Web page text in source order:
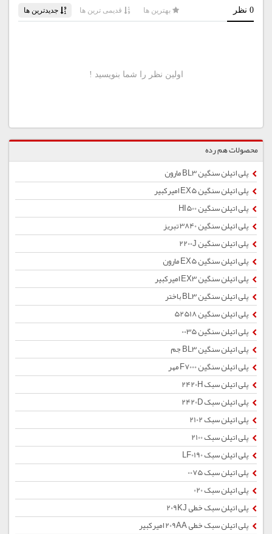
محصولات هم رده
پلی اتیلن سنگین BL3 مارون
پلی اتیلن سنگین EX5 امیركبیر
پلی اتیلن سنگین HI500
پلی اتیلن سنگین 3840 تبریز
پلی اتیلن سنگین 2200J
پلی اتیلن سنگین EX5 مارون
پلی اتیلن سنگین EX3 امیرکبیر
پلی اتیلن سنگین BL3 باختر
پلی اتیلن سنگین 52518
پلی اتیلن سنگین 0035
پلی اتیلن سنگین BL3 جم
پلی اتیلن سنگین F7000 مهر
پلی اتیلن سبک 2420H
پلی اتیلن سبک 2420D
پلی اتیلن سبک 2102
پلی اتیلن سبک 2100
پلی اتیلن سبک LF0190
پلی اتیلن سبک 0075
پلی اتیلن سبک 020
پلی اتیلن سبک خطی 209KJ
پلی اتیلن سبک خطی 209AA امیرکبیر